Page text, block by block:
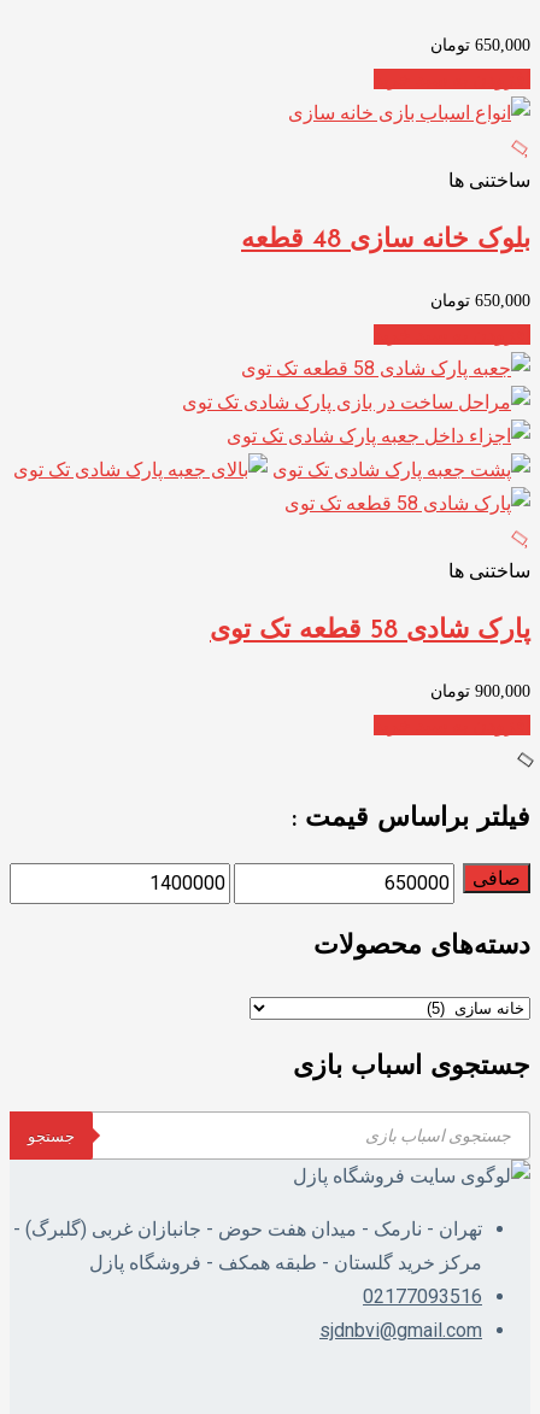
650,000 تومان
ساختنی ها
بلوک خانه سازی 48 قطعه
650,000 تومان
ساختنی ها
پارک شادی 58 قطعه تک توی
900,000 تومان
فیلتر براساس قیمت :
صافی
دسته‌های محصولات
جستجوی اسباب بازی
جستجو
تهران - نارمک - میدان هفت حوض - جانبازان غربی (گلبرگ) -
مرکز خرید گلستان - طبقه همکف - فروشگاه پازل
02177093516
sjdnbvi@gmail.com